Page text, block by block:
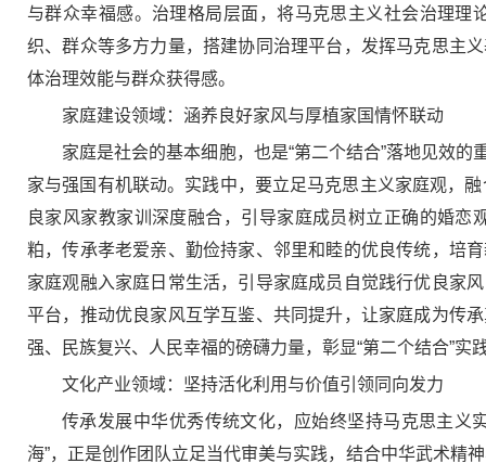
与群众幸福感。治理格局层面，将马克思主义社会治理
织、群众等多方力量，搭建协同治理平台，发挥马克思主
体治理效能与群众获得感。
家庭建设领域：涵养良好家风与厚植家国情怀联动
家庭是社会的基本细胞，也是“第二个结合”落地见效
家与强国有机联动。实践中，要立足马克思主义家庭观，
良家风家教家训深度融合，引导家庭成员树立正确的婚
粕，传承孝老爱亲、勤俭持家、邻里和睦的优良传统，培
家庭观融入家庭日常生活，引导家庭成员自觉践行优良家
平台，推动优良家风互学互鉴、共同提升，让家庭成为传
强、民族复兴、人民幸福的磅礴力量，彰显“第二个结合”
文化产业领域：坚持活化利用与价值引领同向发力
传承发展中华优秀传统文化，应始终坚持马克思主义
海”，正是创作团队立足当代审美与实践，结合中华武术精